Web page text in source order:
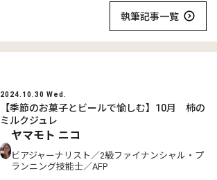
執筆記事一覧
2024.10.30 Wed.
【季節のお菓子とビールで愉しむ】10月 柿の
ミルクジュレ
ヤマモト ニコ
ビアジャーナリスト／2級ファイナンシャル・プ
ランニング技能士／AFP